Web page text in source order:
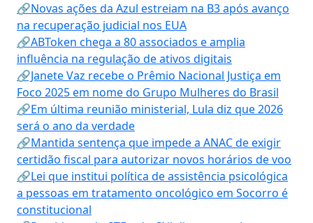
🔗Novas ações da Azul estreiam na B3 após avanço
na recuperação judicial nos EUA
🔗ABToken chega a 80 associados e amplia
influência na regulação de ativos digitais
🔗Janete Vaz recebe o Prêmio Nacional Justiça em
Foco 2025 em nome do Grupo Mulheres do Brasil
🔗Em última reunião ministerial, Lula diz que 2026
será o ano da verdade
🔗Mantida sentença que impede a ANAC de exigir
certidão fiscal para autorizar novos horários de voo
🔗Lei que institui política de assistência psicológica
a pessoas em tratamento oncológico em Socorro é
constitucional